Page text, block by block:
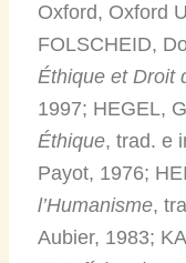
Oxford, Oxford
FOLSCHEID,
Éthique et Droit
1997; HEGEL,
Éthique, trad. e
Payot, 1976;
l’Humanisme,
Aubier, 1983;